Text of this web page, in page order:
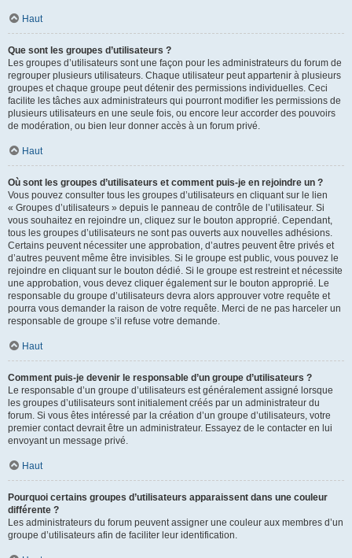
Haut
Que sont les groupes d’utilisateurs ?
Les groupes d’utilisateurs sont une façon pour les administrateurs du forum de
regrouper plusieurs utilisateurs. Chaque utilisateur peut appartenir à plusieurs
groupes et chaque groupe peut détenir des permissions individuelles. Ceci
facilite les tâches aux administrateurs qui pourront modifier les permissions de
plusieurs utilisateurs en une seule fois, ou encore leur accorder des pouvoirs
de modération, ou bien leur donner accès à un forum privé.
Haut
Où sont les groupes d’utilisateurs et comment puis-je en rejoindre un ?
Vous pouvez consulter tous les groupes d’utilisateurs en cliquant sur le lien
« Groupes d’utilisateurs » depuis le panneau de contrôle de l’utilisateur. Si
vous souhaitez en rejoindre un, cliquez sur le bouton approprié. Cependant,
tous les groupes d’utilisateurs ne sont pas ouverts aux nouvelles adhésions.
Certains peuvent nécessiter une approbation, d’autres peuvent être privés et
d’autres peuvent même être invisibles. Si le groupe est public, vous pouvez le
rejoindre en cliquant sur le bouton dédié. Si le groupe est restreint et nécessite
une approbation, vous devez cliquer également sur le bouton approprié. Le
responsable du groupe d’utilisateurs devra alors approuver votre requête et
pourra vous demander la raison de votre requête. Merci de ne pas harceler un
responsable de groupe s’il refuse votre demande.
Haut
Comment puis-je devenir le responsable d’un groupe d’utilisateurs ?
Le responsable d’un groupe d’utilisateurs est généralement assigné lorsque
les groupes d’utilisateurs sont initialement créés par un administrateur du
forum. Si vous êtes intéressé par la création d’un groupe d’utilisateurs, votre
premier contact devrait être un administrateur. Essayez de le contacter en lui
envoyant un message privé.
Haut
Pourquoi certains groupes d’utilisateurs apparaissent dans une couleur
différente ?
Les administrateurs du forum peuvent assigner une couleur aux membres d’un
groupe d’utilisateurs afin de faciliter leur identification.